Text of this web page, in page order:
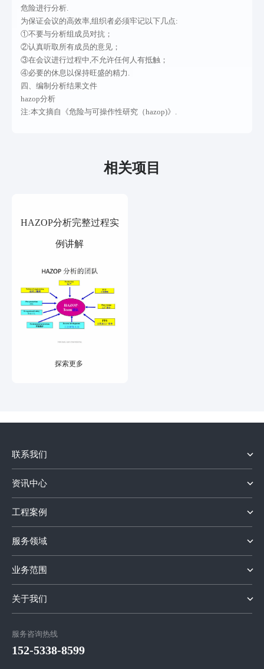
计专篇 项目
危险进行分析.
为保证会议的高效率,组织者必须牢记以下几点:
①不要与分析组成员对抗；
②认真听取所有成员的意见；
③在会议进行过程中,不允许任何人有抵触；
④必要的休息以保持旺盛的精力.
四、编制分析结果文件
hazop分析
注:本文摘自《危险与可操作性研究（hazop)》.
相关项目
HAZOP分析完整过程实
例讲解
探索更多
服务咨询热线
152-5338-8599
关于我们
业务范围
服务领域
工程案例
资讯中心
联系我们